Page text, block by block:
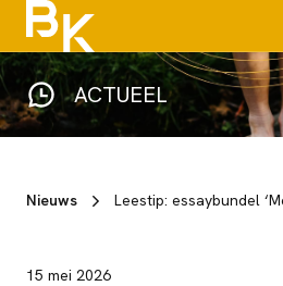
ACTUEEL
Nieuws
15 mei 2026